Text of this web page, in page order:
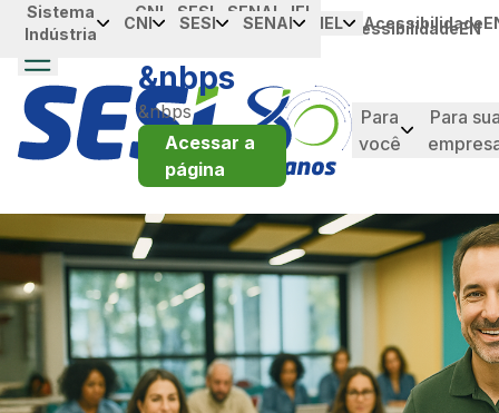
Overslaan en naar hoofdinhoud gaan
Sistema
Indústria
CNI SESI SENAI IEL Acessibilidade
Para
você
Para
Portal da
Industria
CNI SESI SENAI
IEL
AcessibilidadeEN
&nbps
&nbps
Acessar a
página